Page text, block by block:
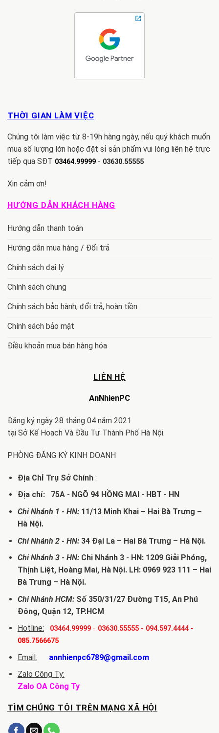
THỜI GIAN LÀM VIỆC
Chúng tôi làm việc từ 8-19h hàng ngày, nếu quý khách muốn
mua số lượng lớn hoặc đặt sỉ sản phẩm vui lòng liên hệ trực
tiếp qua SĐT 03464.99999 - 03630.55555
Xin cảm ơn!
HƯỚNG DẪN KHÁCH HÀNG
Hướng dẫn thanh toán
Hướng dẫn mua hàng / Đổi trả
Chính sách đại lý
Chính sách chung
Chính sách bảo hành, đổi trả, hoàn tiền
Chính sách bảo mật
Điều khoản mua bán hàng hóa
LIÊN HỆ
AnNhienPC
Đăng ký ngày 28 tháng 04 năm 2021
tại Sở Kế Hoạch Và Đầu Tư Thành Phố Hà Nội.
PHÒNG ĐĂNG KÝ KINH DOANH
Địa Chỉ Trụ Sở Chính:
Địa chỉ: 75A - NGÕ 94 HỒNG MAI - HBT - HN
Chi Nhánh 1 - HN:11/13 Minh Khai – Hai Bà Trưng –
Hà Nội.
Chi Nhánh 2 - HN:34 Đại La – Hai Bà Trưng – Hà Nội.
Chi Nhánh 3 - HN:Chi Nhánh 3 - HN: 1209 Giải Phóng,
Thịnh Liệt, Hoàng Mai, Hà Nội. LH: 0969 923 111 – Hai
Bà Trưng – Hà Nội.
Chi Nhánh HCM:Số 350/31/27 Đường T15, An Phú
Đông, Quận 12, TP.HCM
Hotline:
03464.99999- 03630.55555- 094.597.4444-
085.7566675
Email:
annhienpc6789@gmail.com
Zalo Công Ty:
Zalo OA Công Ty
TÌM CHÚNG TÔI TRÊN MẠNG XÃ HỘI